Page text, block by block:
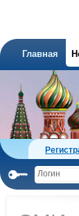
Главная